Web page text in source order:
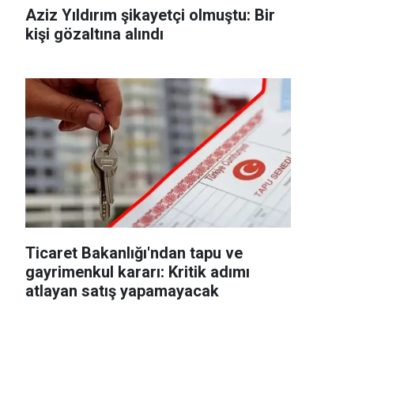
Aziz Yıldırım şikayetçi olmuştu: Bir
kişi gözaltına alındı
Ticaret Bakanlığı'ndan tapu ve
gayrimenkul kararı: Kritik adımı
atlayan satış yapamayacak